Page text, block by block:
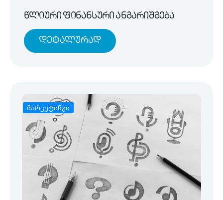
წლიური ფინანსური ანგარიშგება
Დეტალურად
მარკეტინგი